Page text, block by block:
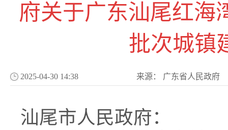
府关于广东汕尾红海
批次城镇
2025-04-30 14:38 来源： 广东省人民政府
汕尾市人民政府：